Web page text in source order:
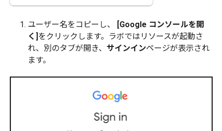
ユーザー名をコピーし、
[Google コンソールを開
く] をクリックします。ラボではリソースが起動さ
れ、別のタブが開き、 サインインページが表示され
ます。